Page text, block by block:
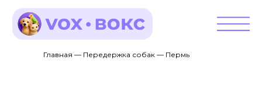
Главная — Передержка собак — Пермь